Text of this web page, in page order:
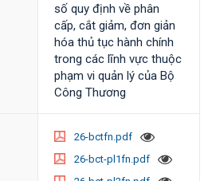
số quy định về phân
cấp, cắt giảm, đơn giản
hóa thủ tục hành chính
trong các lĩnh vực thuộc
phạm vi quản lý của Bộ
Công Thương
26-bctfn.pdf
26-bct-pl1fn.pdf